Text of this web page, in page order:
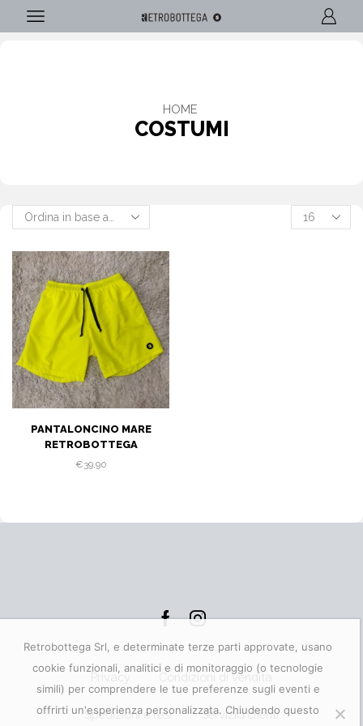
HOME
COSTUMI
PANTALONCINO MARE
RETROBOTTEGA
€39,90
Privacy Condizioni di vendita
Spedizioni e resi Servizio clienti
Retrobottega Srl, e determinate terze parti approvate, usano
cookie funzionali, analitici e di monitoraggio (o tecnologie
simili) per comprendere le tue preferenze sugli eventi e
offrirti un'esperienza personalizzata. Chiudendo questo